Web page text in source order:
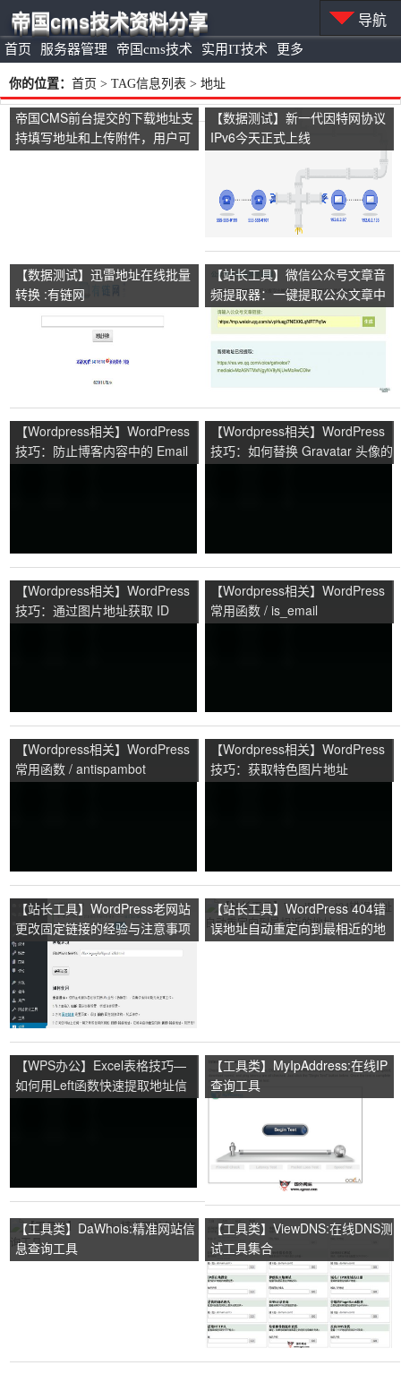
首页 服务器管理 帝国cms技术 实用IT技术 更多
帝国cms技术资料分享 导航
你的位置： 首页 > TAG信息列表 > 地址
帝国CMS前台提交的下载地址支
持填写地址和上传附件，用户可
【数据测试】新一代因特网协议
IPv6今天正式上线
【数据测试】迅雷地址在线批量
转换 :有链网
【站长工具】微信公众号文章音
频提取器：一键提取公众文章中
的音频地址
【Wordpress相关】WordPress
技巧：防止博客内容中的 Email
【Wordpress相关】WordPress
技巧：如何替换 Gravatar 头像的
【Wordpress相关】WordPress
技巧：通过图片地址获取 ID
【Wordpress相关】WordPress
常用函数 / is_email
【Wordpress相关】WordPress
常用函数 / antispambot
【Wordpress相关】WordPress
技巧：获取特色图片地址
【站长工具】WordPress老网站
更改固定链接的经验与注意事项
【站长工具】WordPress 404错
误地址自动重定向到最相近的地
【WPS办公】Excel表格技巧—
如何用Left函数快速提取地址信
【工具类】MyIpAddress:在线IP
查询工具
【工具类】DaWhois:精准网站信
息查询工具
【工具类】ViewDNS:在线DNS测
试工具集合